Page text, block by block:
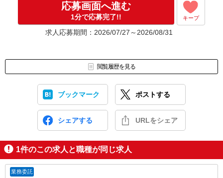
応募画面へ進む
1分で応募完了!! キープ
求人応募期間：2026/07/27～2026/08/31
閲覧履歴を見る
ブックマーク ポストする
シェアする URLをシェア
1件のこの求人と職種が同じ求人
業務委託